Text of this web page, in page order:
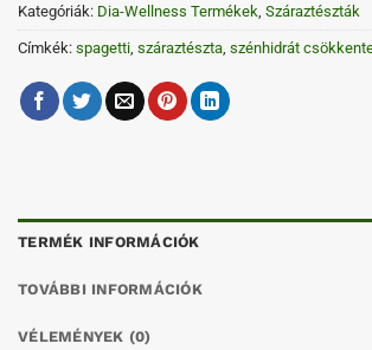
Kategóriák: Dia-Wellness Termékek Száraztészták
Címkék: spagetti száraztészta szénhidrát
TERMÉK INFORMÁCIÓK
TOVÁBBI INFORMÁCIÓK
VÉLEMÉNYEK (0)